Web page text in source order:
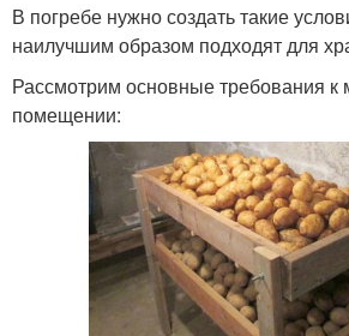
В погребе нужно создать такие
наилучшим образом подходят для
Рассмотрим основные требования к
помещении: